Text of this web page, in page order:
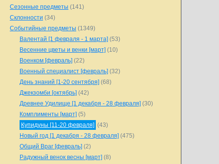
Сезонные предметы (141)
Склонности (34)
Событийные предметы (1349)
Валентай [1 февраля - 1 марта] (53)
Весенние цветы и венки [март] (10)
Военком [февраль] (22)
Военный специалист [февраль] (32)
День знаний [1-20 сентября] (68)
Джекзомби [октябрь] (42)
Древнее Удилище [1 декабря - 28 февраля] (30)
Комплименты [март] (5)
Купидуны [11-20 февраля] (43)
Новый год [1 декабря - 28 февраля] (475)
Общий Враг [февраль] (2)
Радужный венок весны [март] (8)